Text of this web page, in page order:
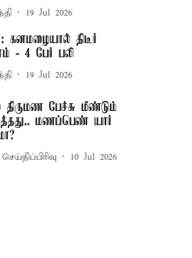
19 Jul 2026
கனமழையால் திடீர்
- 4 பேர் பலி
19 Jul 2026
திருமண பேச்சு மீண்டும்
மணப்பெண் யார்
10 Jul 2026